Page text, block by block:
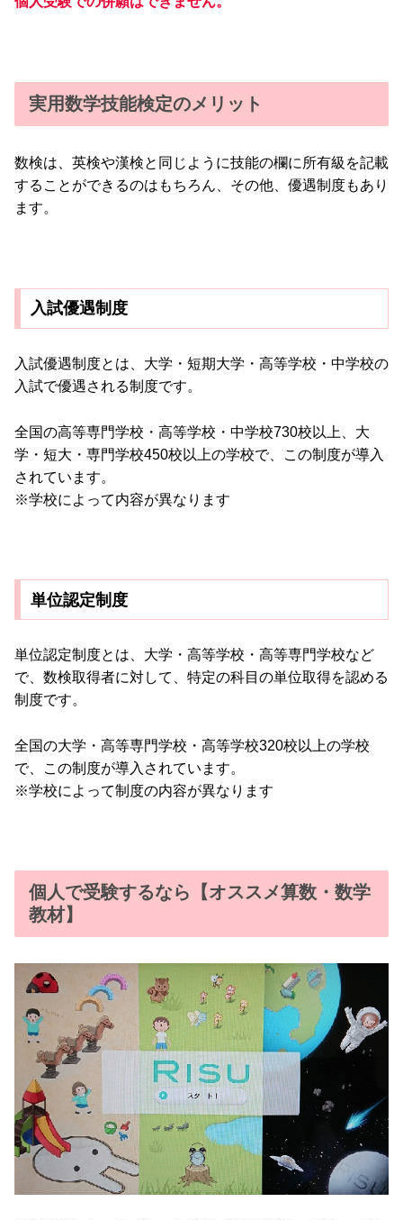
実用数学技能検定のメリット
数検は、英検や漢検と同じように技能の欄に所有級を記載
することができるのはもちろん、その他、優遇制度もあり
ます。
入試優遇制度
入試優遇制度とは、大学・短期大学・高等学校・中学校の
入試で優遇される制度です。
全国の高等専門学校・高等学校・中学校730校以上、大
学・短大・専門学校450校以上の学校で、この制度が導入
されています。
※学校によって内容が異なります
単位認定制度
単位認定制度とは、大学・高等学校・高等専門学校など
で、数検取得者に対して、特定の科目の単位取得を認める
制度です。
全国の大学・高等専門学校・高等学校320校以上の学校
で、この制度が導入されています。
※学校によって制度の内容が異なります
個人で受験するなら【オススメ算数・数学
教材】